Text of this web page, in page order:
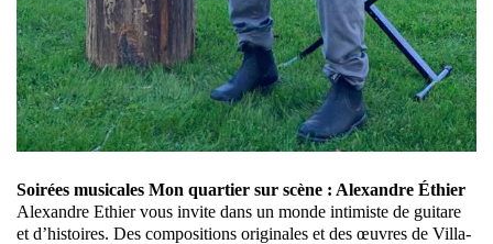
Soirées musicales Mon quartier sur scène : Alexandre Éthier
Alexandre Ethier vous invite dans un monde intimiste de guitare
et d’histoires. Des compositions originales et des œuvres de Villa-